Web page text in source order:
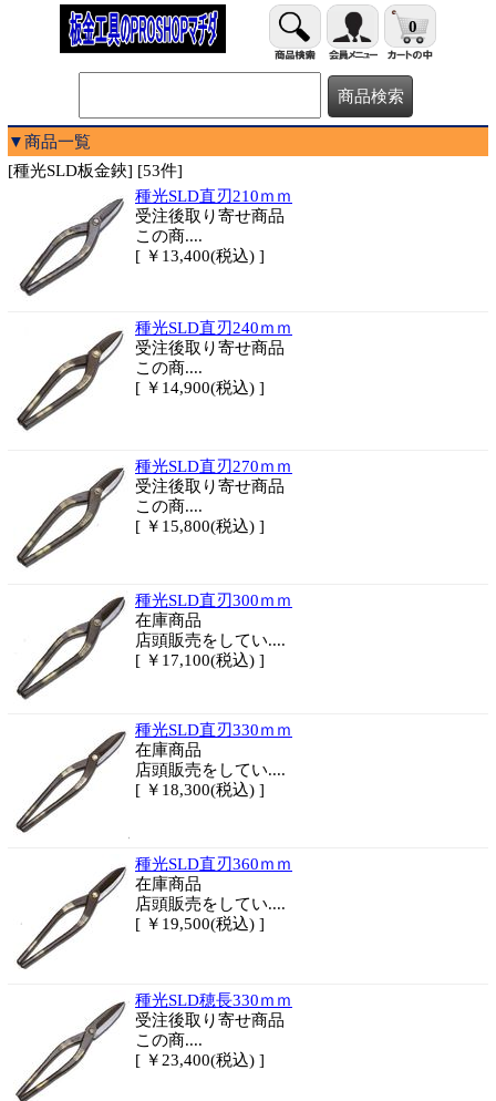
0
▼商品一覧
[種光SLD板金鋏] [53件]
種光SLD直刃210ｍｍ
受注後取り寄せ商品
この商....
[ ￥13,400(税込) ]
種光SLD直刃240ｍｍ
受注後取り寄せ商品
この商....
[ ￥14,900(税込) ]
種光SLD直刃270ｍｍ
受注後取り寄せ商品
この商....
[ ￥15,800(税込) ]
種光SLD直刃300ｍｍ
在庫商品
店頭販売をしてい....
[ ￥17,100(税込) ]
種光SLD直刃330ｍｍ
在庫商品
店頭販売をしてい....
[ ￥18,300(税込) ]
種光SLD直刃360ｍｍ
在庫商品
店頭販売をしてい....
[ ￥19,500(税込) ]
種光SLD穂長330ｍｍ
受注後取り寄せ商品
この商....
[ ￥23,400(税込) ]